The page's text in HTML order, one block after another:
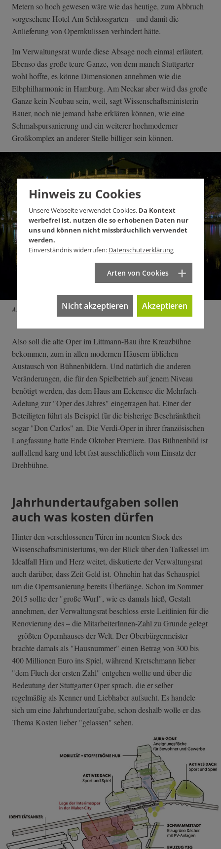
Metern so hoch gewesen wäre wie das heutige, zum Abbruch
vorgesehene Hotel Am Schlossgarten – und damit die
Anlieferung von Opernkulissen verhindert hätte.
Im Verwaltungsrat wurde diese Absage noch einmal erläutert.
Ebenso das große teure Ganze, von dem manch Stuttgarter
wohl hoffte, es könne Dimensionen annehmen wie die
Elbphilharmonie in Hamburg. Am Neckar aber wird das große
Ganze kein Neubau sein, weil, sagt Wissenschaftsministerin
Bauer, noch nie jemand habe erklären können, wie eine
Schmalspursanierung und ein weiterer hochmoderner
Großkomplex an anderer Stelle billiger sein können.
Außen hui: die Staatsoper im Littmann-Bau.
Also soll die alte Oper im Littmann-Bau ihre Kreuzbühne
bekommen, zum in allen modernen Häusern üblichen
Austausch von Bühnenbildern. Und natürlich die anderen
Veränderungen, die für den Spielbetrieb auf jenem Niveau
benötigt werden, das dem Haus am Eckensee die Mehrfach-
Adelung zur "Oper des Jahres" eingetragen hat. Einer der
Beteiligten führt als Beispiel für die bisherige Beschränktheit
sogar "Don Carlos" an. Die Verdi-Oper in ihrer französischen
Langfassung hatte Ende Oktober Premiere. Das Bühnenbild ist
auffallend karg und lebt fast ausschließlich vom Einsatz der
Drehbühne.
Jahrhundertaufgaben sollen
auch was kosten dürfen
Hinter den verschlossenen Türen im neunten Stock des
Wissenschaftsministeriums, wo der Blick über den Talkessel im
Idealfall Hirn und Herz weitet, diskutierte der Verwaltungsrat
auch darüber, dass Zeit Geld ist. Ohnehin hat das Schauspiel
um die Opernsanierung bereits Überlänge. Schon im Sommer
2015 sollte der "große Wurf", wie es damals hieß, Gestalt
annehmen, der Verwaltungsrat beschloss erste Leitlinien für die
Renovierung des – die MitarbeiterInnen-Zahl zu Grunde gelegt
– größten Opernhauses der Welt. Der Oberbürgermeister
brachte damals als "Hausnummer" einen Betrag von 300 bis
400 Millionen Euro ins Spiel, während Kretschmann lieber
"dem Fluch der ersten Zahl" entgehen wollte und über die
Bedeutung der Stuttgarter Oper sprach, die er selber
regelmäßig als Kenner und Liebhaber aufsucht. Es handele
sich um eine Jahrhundertaufgabe, schon deshalb wolle er das
Thema Kosten lieber "gelassen" sehen.
Hinweis zu Cookies
Unsere Webseite verwendet Cookies. Da Kontext
werbefrei ist, nutzen die so erhobenen Daten nur
uns und können nicht missbräuchlich verwendet
werden.
Einverständnis widerrufen: Datenschutzerklärung
Arten von Cookies
Nicht akzeptieren Akzeptieren